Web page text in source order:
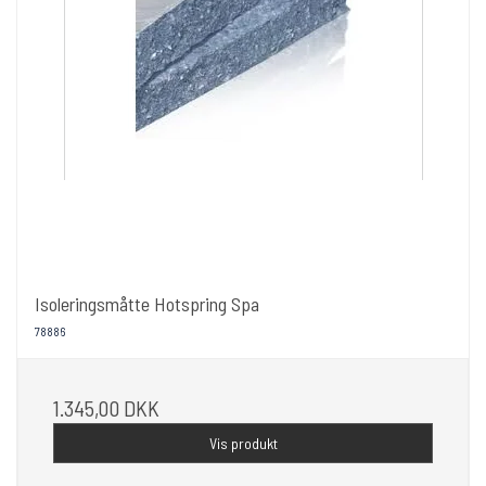
Isoleringsmåtte Hotspring Spa
78886
1.345,00 DKK
Vis produkt